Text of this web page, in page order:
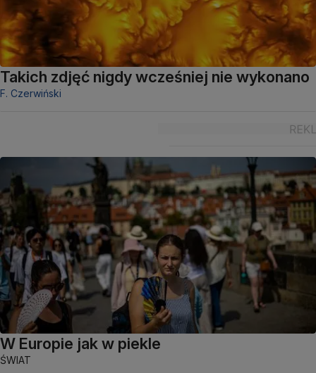
Takich zdjęć nigdy wcześniej nie wykonano
F. Czerwiński
W Europie jak w piekle
ŚWIAT